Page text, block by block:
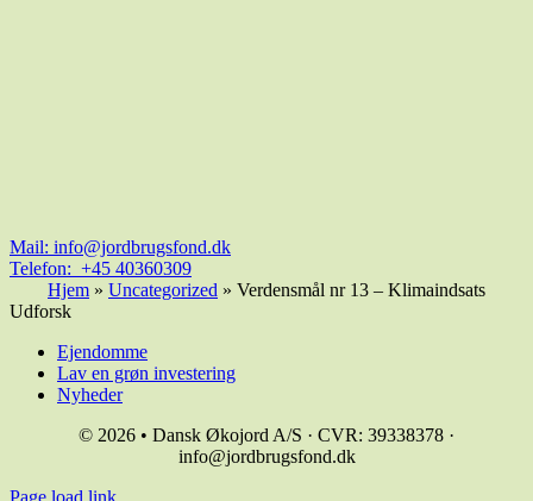
Mail: info@jordbrugsfond.dk
Telefon: +45 40360309
Hjem » Uncategorized » Verdensmål nr 13 – Klimaindsats
Udforsk
Ejendomme
Lav en grøn investering
Nyheder
© 2026 • Dansk Økojord A/S · CVR: 39338378 ·
info@jordbrugsfond.dk